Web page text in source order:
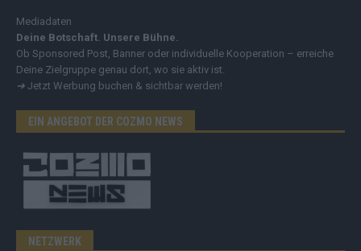
Mediadaten
Deine Botschaft. Unsere Bühne.
Ob Sponsored Post, Banner oder individuelle Kooperation – erreiche
Deine Zielgruppe genau dort, wo sie aktiv ist.
➔ Jetzt Werbung buchen & sichtbar werden!
EIN ANGEBOT DER COZMO NEWS
NETZWERK